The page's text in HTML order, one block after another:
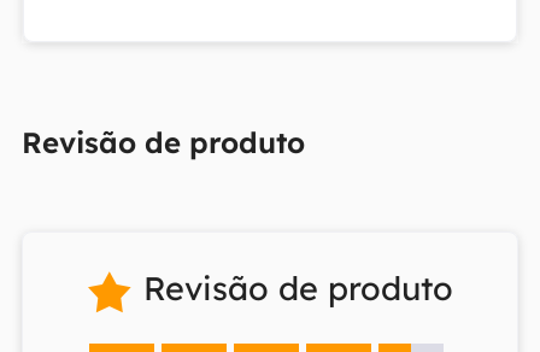
Revisão de produto
 Revisão de produto